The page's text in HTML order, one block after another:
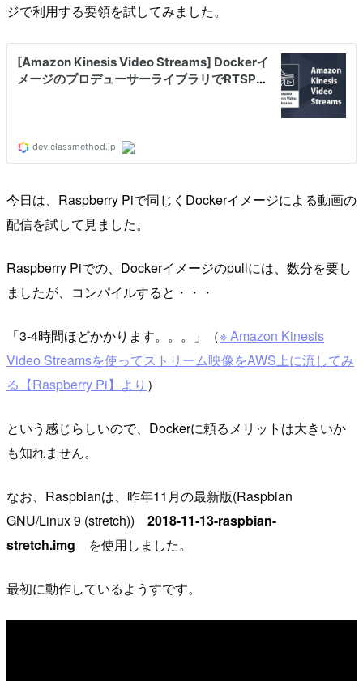
ジで利用する要領を試してみました。
今日は、Raspberry Piで同じくDockerイメージによる動画の
配信を試して見ました。
Raspberry Piでの、Dockerイメージのpullには、数分を要し
ましたが、コンパイルすると・・・
「3-4時間ほどかかります。。。」（※ Amazon Kinesis
Video Streamsを使ってストリーム映像をAWS上に流してみ
る【Raspberry Pi】より ）
という感じらしいので、Dockerに頼るメリットは大きいか
も知れません。
なお、Raspbianは、昨年11月の最新版(Raspbian
GNU/Linux 9 (stretch)) 2018-11-13-raspbian-
stretch.img を使用しました。
最初に動作しているようすです。